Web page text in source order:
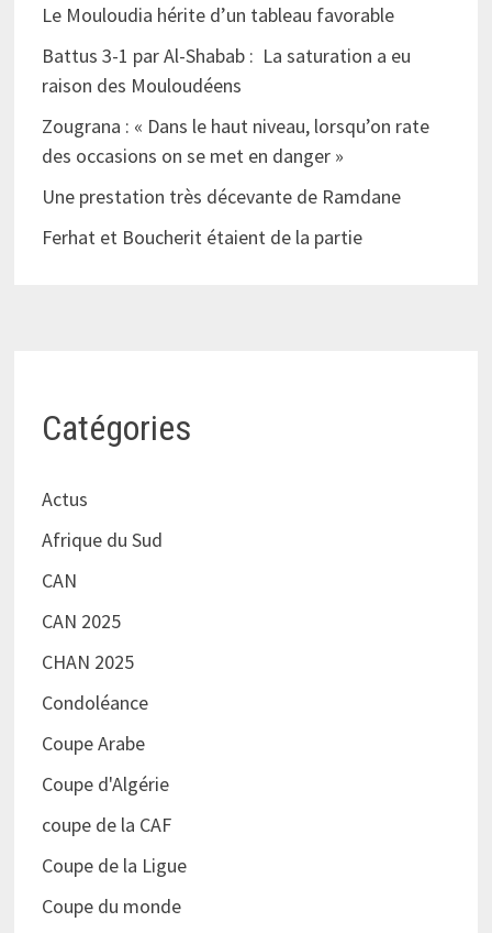
Le Mouloudia hérite d’un tableau favorable
Battus 3-1 par Al-Shabab : La saturation a eu
raison des Mouloudéens
Zougrana : « Dans le haut niveau, lorsqu’on rate
des occasions on se met en danger »
Une prestation très décevante de Ramdane
Ferhat et Boucherit étaient de la partie
Catégories
Actus
Afrique du Sud
CAN
CAN 2025
CHAN 2025
Condoléance
Coupe Arabe
Coupe d'Algérie
coupe de la CAF
Coupe de la Ligue
Coupe du monde